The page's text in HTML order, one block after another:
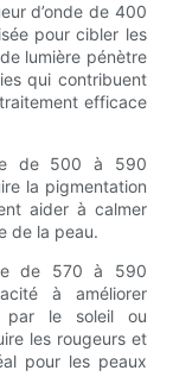
d’onde de 400
pour cibler les
lumière pénètre
qui contribuent
efficace
de 500 à 590
la pigmentation
aider à calmer
de la peau.
de 570 à 590
à améliorer
par le soleil ou
les rougeurs et
pour les peaux